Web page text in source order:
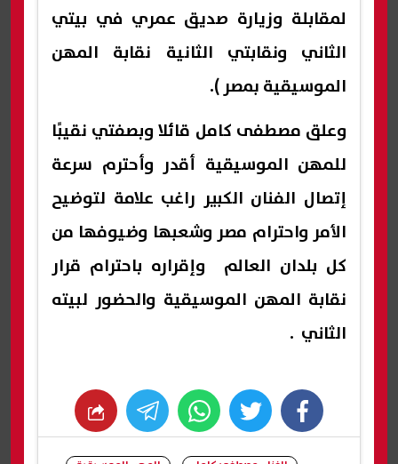
لمقابلة وزيارة صديق عمري في بيتي
الثاني ونقابتي الثانية نقابة المهن
الموسيقية بمصر ).
وعلق مصطفى كامل قائلا وبصفتي نقيبًا
للمهن الموسيقية أقدر وأحترم سرعة
إتصال الفنان الكبير راغب علامة لتوضيح
الأمر واحترام مصر وشعبها وضيوفها من
كل بلدان العالم وإقراره باحترام قرار
نقابة المهن الموسيقية والحضور لبيته
الثاني .
facebook
twitter
whats